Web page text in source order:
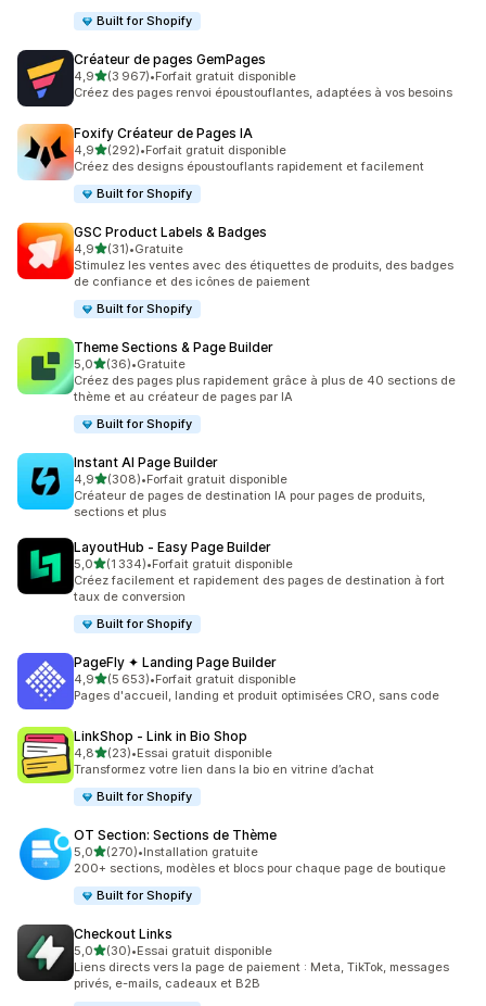
Built for Shopify
Créateur de pages GemPages
4,9étoile(s) sur 5
(3 967)
3967 avis au total
•Forfait gratuit disponible
Créez des pages renvoi époustouflantes, adaptées à vos besoins
Foxify Créateur de Pages IA
4,9étoile(s) sur 5
(292)
292 avis au total
•Forfait gratuit disponible
Créez des designs époustouflants rapidement et facilement
Built for Shopify
GSC Product Labels & Badges
4,9étoile(s) sur 5
(31)
31 avis au total
•Gratuite
Stimulez les ventes avec des étiquettes de produits, des badges
de confiance et des icônes de paiement
Built for Shopify
Theme Sections & Page Builder
5,0étoile(s) sur 5
(36)
36 avis au total
•Gratuite
Créez des pages plus rapidement grâce à plus de 40 sections de
thème et au créateur de pages par IA
Built for Shopify
Instant AI Page Builder
4,9étoile(s) sur 5
(308)
308 avis au total
•Forfait gratuit disponible
Créateur de pages de destination IA pour pages de produits,
sections et plus
LayoutHub ‑ Easy Page Builder
5,0étoile(s) sur 5
(1 334)
1334 avis au total
•Forfait gratuit disponible
Créez facilement et rapidement des pages de destination à fort
taux de conversion
Built for Shopify
PageFly ✦ Landing Page Builder
4,9étoile(s) sur 5
(5 653)
5653 avis au total
•Forfait gratuit disponible
Pages d'accueil, landing et produit optimisées CRO, sans code
LinkShop ‑ Link in Bio Shop
4,8étoile(s) sur 5
(23)
23 avis au total
•Essai gratuit disponible
Transformez votre lien dans la bio en vitrine d’achat
Built for Shopify
OT Section: Sections de Thème
5,0étoile(s) sur 5
(270)
270 avis au total
•Installation gratuite
200+ sections, modèles et blocs pour chaque page de boutique
Built for Shopify
Checkout Links
5,0étoile(s) sur 5
(30)
30 avis au total
•Essai gratuit disponible
Liens directs vers la page de paiement : Meta, TikTok, messages
privés, e-mails, cadeaux et B2B